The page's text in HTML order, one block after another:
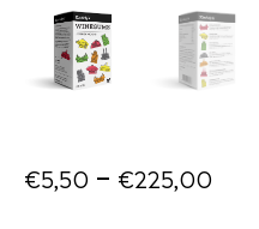
€550 – €22500